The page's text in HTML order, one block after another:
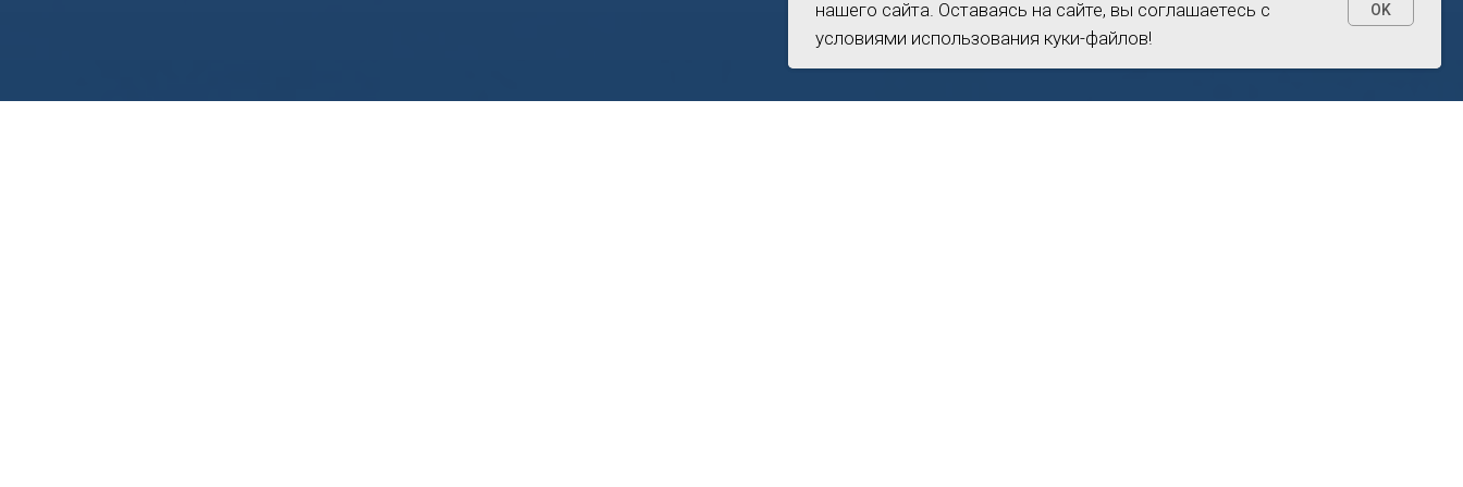
нашего сайта. Оставаясь на сайте, вы соглашаетесь с
условиями использования куки-файлов!
OK
нашего сайта. Оставаясь на сайте, вы соглашаетесь с
условиями использования куки-файлов!
OK